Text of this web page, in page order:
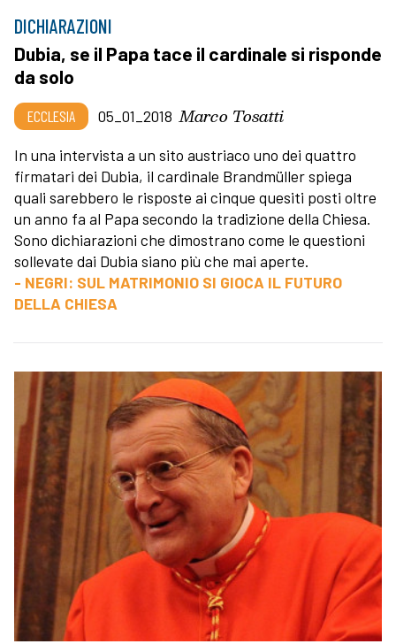
DICHIARAZIONI
Dubia, se il Papa tace il cardinale si risponde
da solo
ECCLESIA 05_01_2018 Marco Tosatti
In una intervista a un sito austriaco uno dei quattro
firmatari dei Dubia, il cardinale Brandmüller spiega
quali sarebbero le risposte ai cinque quesiti posti oltre
un anno fa al Papa secondo la tradizione della Chiesa.
Sono dichiarazioni che dimostrano come le questioni
sollevate dai Dubia siano più che mai aperte.
- NEGRI: SUL MATRIMONIO SI GIOCA IL FUTURO
DELLA CHIESA